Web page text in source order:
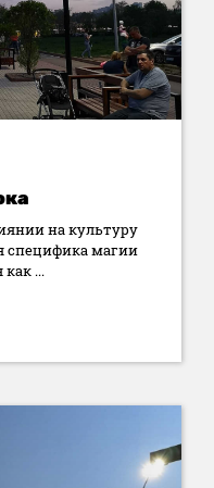
на культуру
специфика магии
...